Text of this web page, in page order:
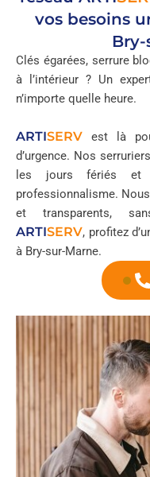
vos besoins
Bry-
Clés égarées, serrure
à l’intérieur ? Un
n’importe quelle heure.
ARTISERV est là
d’urgence. Nos
les jours fériés et
professionnalisme.
et transparents,
ARTISERV, profitez
à Bry-sur-Marne.